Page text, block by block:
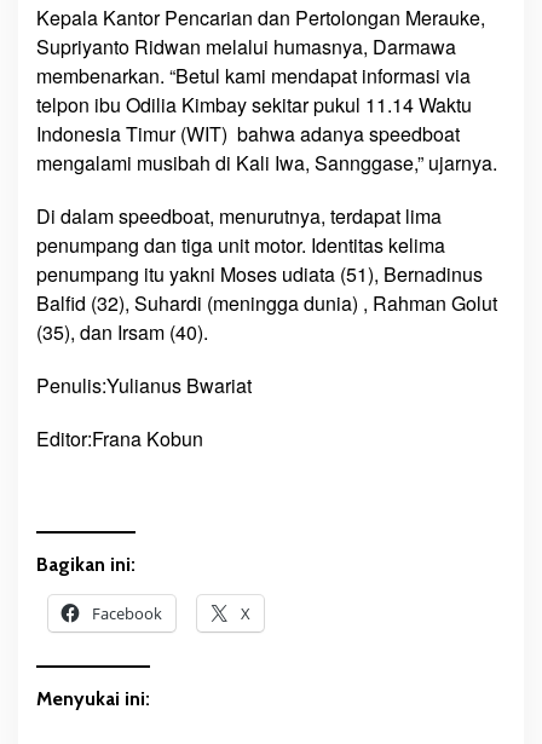
a
n
a
s
e
S
a
t
u
n
Kepala Kantor Pencarian dan Pertolongan Merauke,
Supriyanto Ridwan melalui humasnya, Darmawa
membenarkan. “Betul kami mendapat informasi via
telpon ibu Odilia Kimbay sekitar pukul 11.14 Waktu
Indonesia Timur (WIT) bahwa adanya speedboat
mengalami musibah di Kali Iwa, Sannggase,” ujarnya.
Di dalam speedboat, menurutnya, terdapat lima
penumpang dan tiga unit motor. Identitas kelima
penumpang itu yakni Moses udiata (51), Bernadinus
Balfid (32), Suhardi (meningga dunia) , Rahman Golut
(35), dan Irsam (40).
Penulis:Yulianus Bwariat
Editor:Frana Kobun
Bagikan ini:
Facebook X
Menyukai ini: